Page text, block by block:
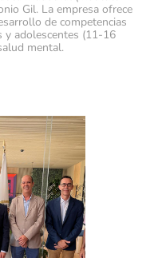
Gil. La empresa ofrece
de competencias
y adolescentes (11-16
mental.